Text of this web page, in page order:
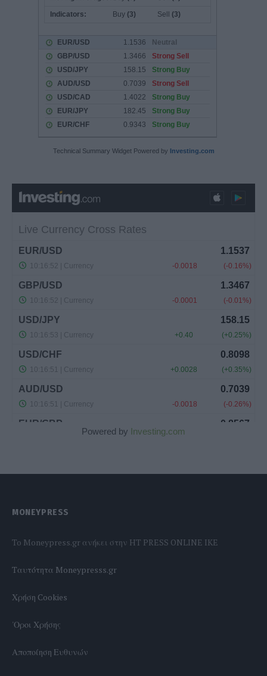
Technical Summary Widget Powered by Investing.com
Powered by Investing.com
MONEYPRESS
To Moneypress.gr ανήκει στην HT PRESS ONLINE IKE
Tαυτότητα Moneypresss.gr
Χρήση Cookies
'Οροι Χρήσης
Αποποίηση Ευθυνών